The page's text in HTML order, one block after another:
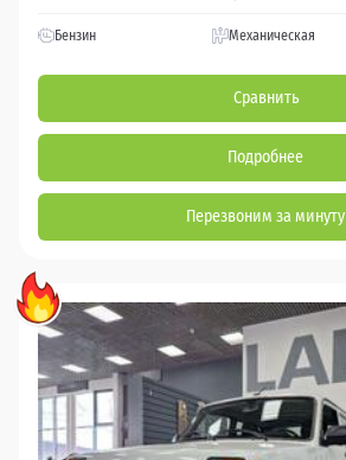
Бензин Механическая
Сравнить
Подробнее
Перезвоним за минуту